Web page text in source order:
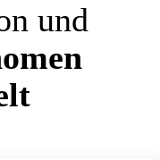
und